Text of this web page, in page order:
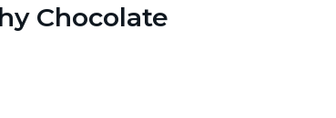
Chocolate